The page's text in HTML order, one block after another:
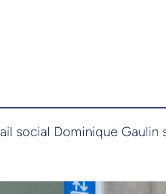
social Dominique